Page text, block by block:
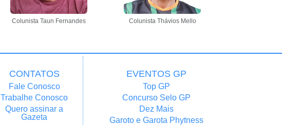
Colunista Taun Fernandes Colunista Thávios Mello
CONTATOS
Fale Conosco
Trabalhe Conosco
Quero assinar a
Gazeta
EVENTOS GP
Top GP
Concurso Selo GP
Dez Mais
Garoto e Garota Phytness